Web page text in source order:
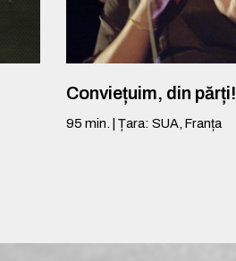
Conviețuim, din părți!
95 min. | Țara: SUA, Franța